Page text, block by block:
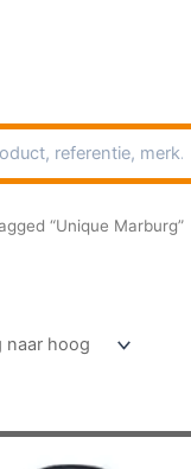
“Unique Marburg”